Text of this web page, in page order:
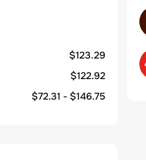
$123.29
$122.92
$72.31 - $146.75